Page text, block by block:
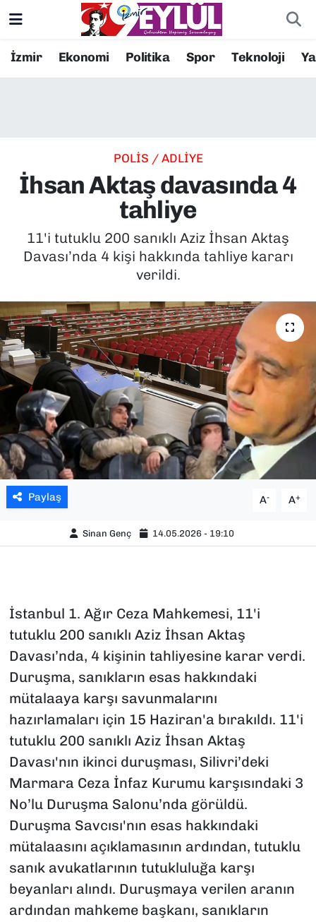
İzmir Ekonomi Politika Spor Teknoloji
POLİS / ADLİYE
İhsan Aktaş davasında 4
tahliye
11'i tutuklu 200 sanıklı Aziz İhsan Aktaş
Davası’nda 4 kişi hakkında tahliye kararı
verildi.
Paylaş A- A+
Sinan Genç 14.05.2026 - 19:10
İstanbul 1. Ağır Ceza Mahkemesi, 11'i
tutuklu 200 sanıklı Aziz İhsan Aktaş
Davası’nda, 4 kişinin tahliyesine karar verdi.
Duruşma, sanıkların esas hakkındaki
mütalaaya karşı savunmalarını
hazırlamaları için 15 Haziran'a bırakıldı. 11'i
tutuklu 200 sanıklı Aziz İhsan Aktaş
Davası'nın ikinci duruşması, Silivri’deki
Marmara Ceza İnfaz Kurumu karşısındaki 3
No’lu Duruşma Salonu’nda görüldü.
Duruşma Savcısı'nın esas hakkındaki
mütalaasını açıklamasının ardından, tutuklu
sanık avukatlarının tutukluluğa karşı
beyanları alındı. Duruşmaya verilen aranın
ardından mahkeme başkanı, sanıkların
Resmi İlanlar
EKONOMİ
KÜLTÜR SANAT
POLİTİKA
SAĞLIK
SPOR
TEKNOLOJİ
YAŞAM
YEREL YÖNETİMLER
Konak Nöbetçi Eczaneler
Süper Lig Puan Durumu ve Fikstür
Tüm Manşetler
Son Dakika Haberleri